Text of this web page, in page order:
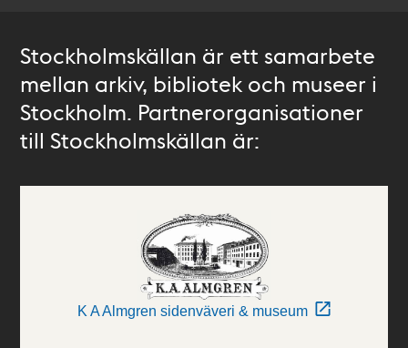
Stockholmskällan är ett samarbete
mellan arkiv, bibliotek och museer i
Stockholm. Partnerorganisationer
till Stockholmskällan är:
K A Almgren sidenväveri & museum